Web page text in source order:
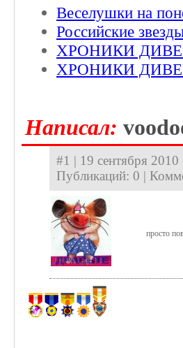
Веселушки на
Российские
ХРОНИКИ
ХРОНИКИ
Hаписал:
#1 | 19 сентября
Публикаций: 0 |
просто